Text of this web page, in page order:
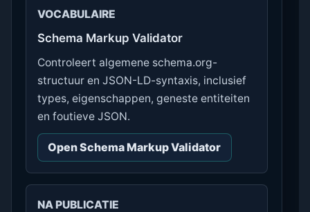
VOCABULAIRE
Schema Markup Validator
Controleert algemene schema.org-
structuur en JSON-LD-syntaxis, inclusief
types, eigenschappen, geneste entiteiten
en foutieve JSON.
Open Schema Markup Validator
NA PUBLICATIE